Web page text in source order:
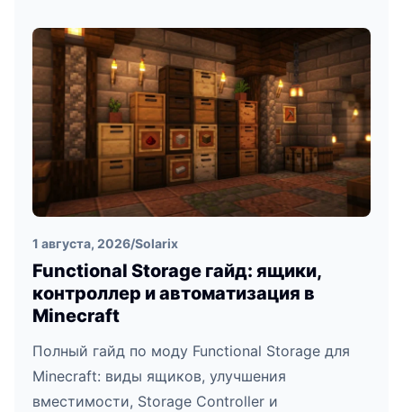
1 августа, 2026/Solarix
Functional Storage гайд: ящики,
контроллер и автоматизация в
Minecraft
Полный гайд по моду Functional Storage для
Minecraft: виды ящиков, улучшения
вместимости, Storage Controller и